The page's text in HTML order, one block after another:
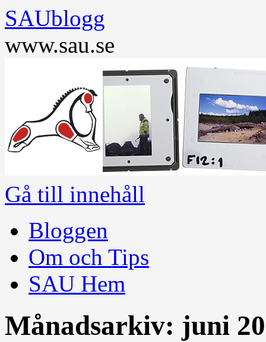
SAUblogg
www.sau.se
Gå till innehåll
Bloggen
Om och Tips
SAU Hem
Månadsarkiv: juni